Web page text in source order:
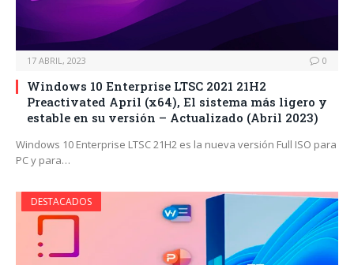
17 ABRIL, 2023 0
Windows 10 Enterprise LTSC 2021 21H2
Preactivated April (x64), El sistema más ligero y
estable en su versión – Actualizado (Abril 2023)
Windows 10 Enterprise LTSC 21H2 es la nueva versión Full ISO para
PC y para…
DESTACADOS